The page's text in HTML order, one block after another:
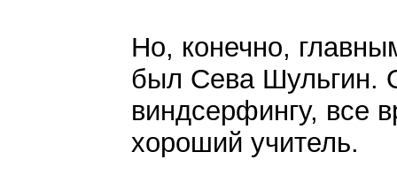
Но, конечно,
был Сева Шульгин.
виндсерфингу, все
хороший учитель.